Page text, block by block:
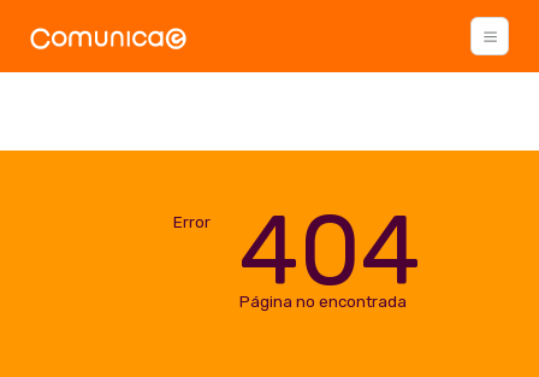
Error 404
Página no encontrada